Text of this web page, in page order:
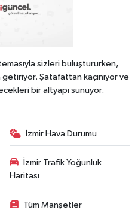
sizleri buluştururken,
Şatafattan kaçınıyor ve
bir altyapı sunuyor.
İzmir Hava Durumu
İzmir Trafik Yoğunluk
Haritası
Tüm Manşetler